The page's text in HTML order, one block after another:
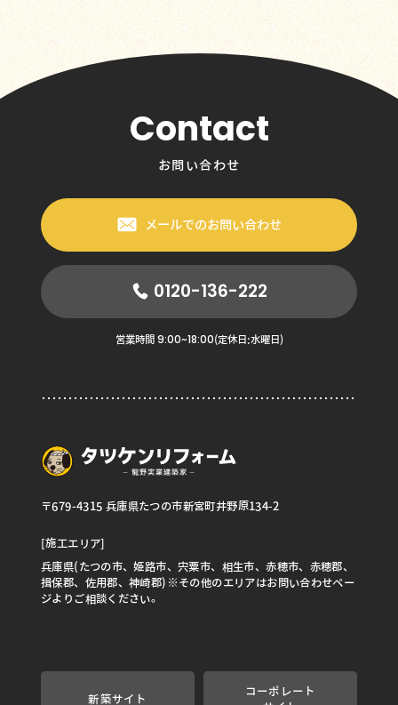
Contact
お問い合わせ
メールでのお問い合わせ
0120-136-222
営業時間 9:00~18:00(定休日:水曜日)
〒679-4315 兵庫県たつの市新宮町井野原134-2
[施工エリア]
兵庫県(たつの市、姫路市、宍粟市、相生市、赤穂市、赤穂郡、
揖保郡、佐用郡、神崎郡)※その他のエリアはお問い合わせペー
ジよりご相談ください。
新築サイト
コーポレート